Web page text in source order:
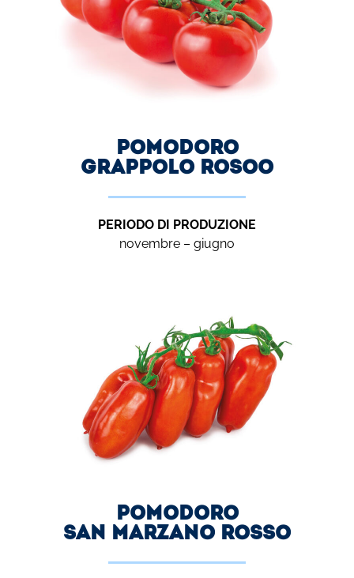
Pomodoro
grappolo ROSOO
PERIODO DI PRODUZIONE
novembre – giugno
Pomodoro
SAN MARZANO ROSSO